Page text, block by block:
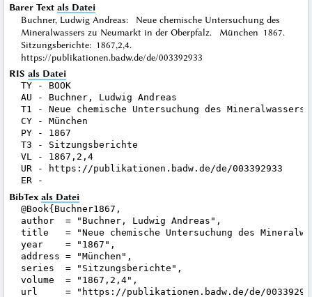
Barer Text als Datei
Buchner, Ludwig Andreas: Neue chemische Untersuchung des
Mineralwassers zu Neumarkt in der Oberpfalz. München 1867.
Sitzungsberichte: 1867,2,4.
https://publikationen.badw.de/de/003392933
RIS als Datei
TY - BOOK
AU - Buchner, Ludwig Andreas
T1 - Neue chemische Untersuchung des
CY - München
PY - 1867
T3 - Sitzungsberichte
VL - 1867,2,4
UR - https://publikationen.badw.de/de/003392933
BibTex als Datei
@Book{Buchner1867,
author  = "Buchner, Ludwig Andreas",
title   = "Neue chemische Untersuchung des
year    = "1867",
address = "München",
series  = "Sitzungsberichte",
volume  = "1867,2,4",
url     = "https://publikationen.badw.de/de/